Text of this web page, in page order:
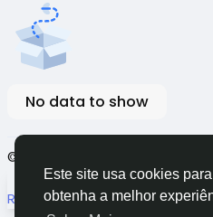
Este site usa cookies
obtenha a melhor
No data to show
© 2026 TugaFace
English
Russian
Romaian